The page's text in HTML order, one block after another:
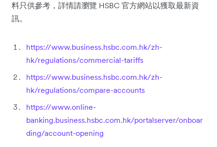
料只供參考，詳情請瀏覽 HSBC 官方網站以獲取最新資
訊。
https://www.business.hsbc.com.hk/zh-
hk/regulations/commercial-tariffs
https://www.business.hsbc.com.hk/zh-
hk/regulations/compare-accounts
https://www.online-
banking.business.hsbc.com.hk/portalserver/onboar
ding/account-opening